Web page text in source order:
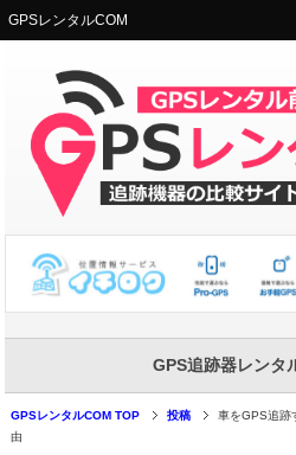
GPSレンタルCOM
GPS追跡器レンタ
GPSレンタルCOM TOP 投稿
車をGPS追跡
由